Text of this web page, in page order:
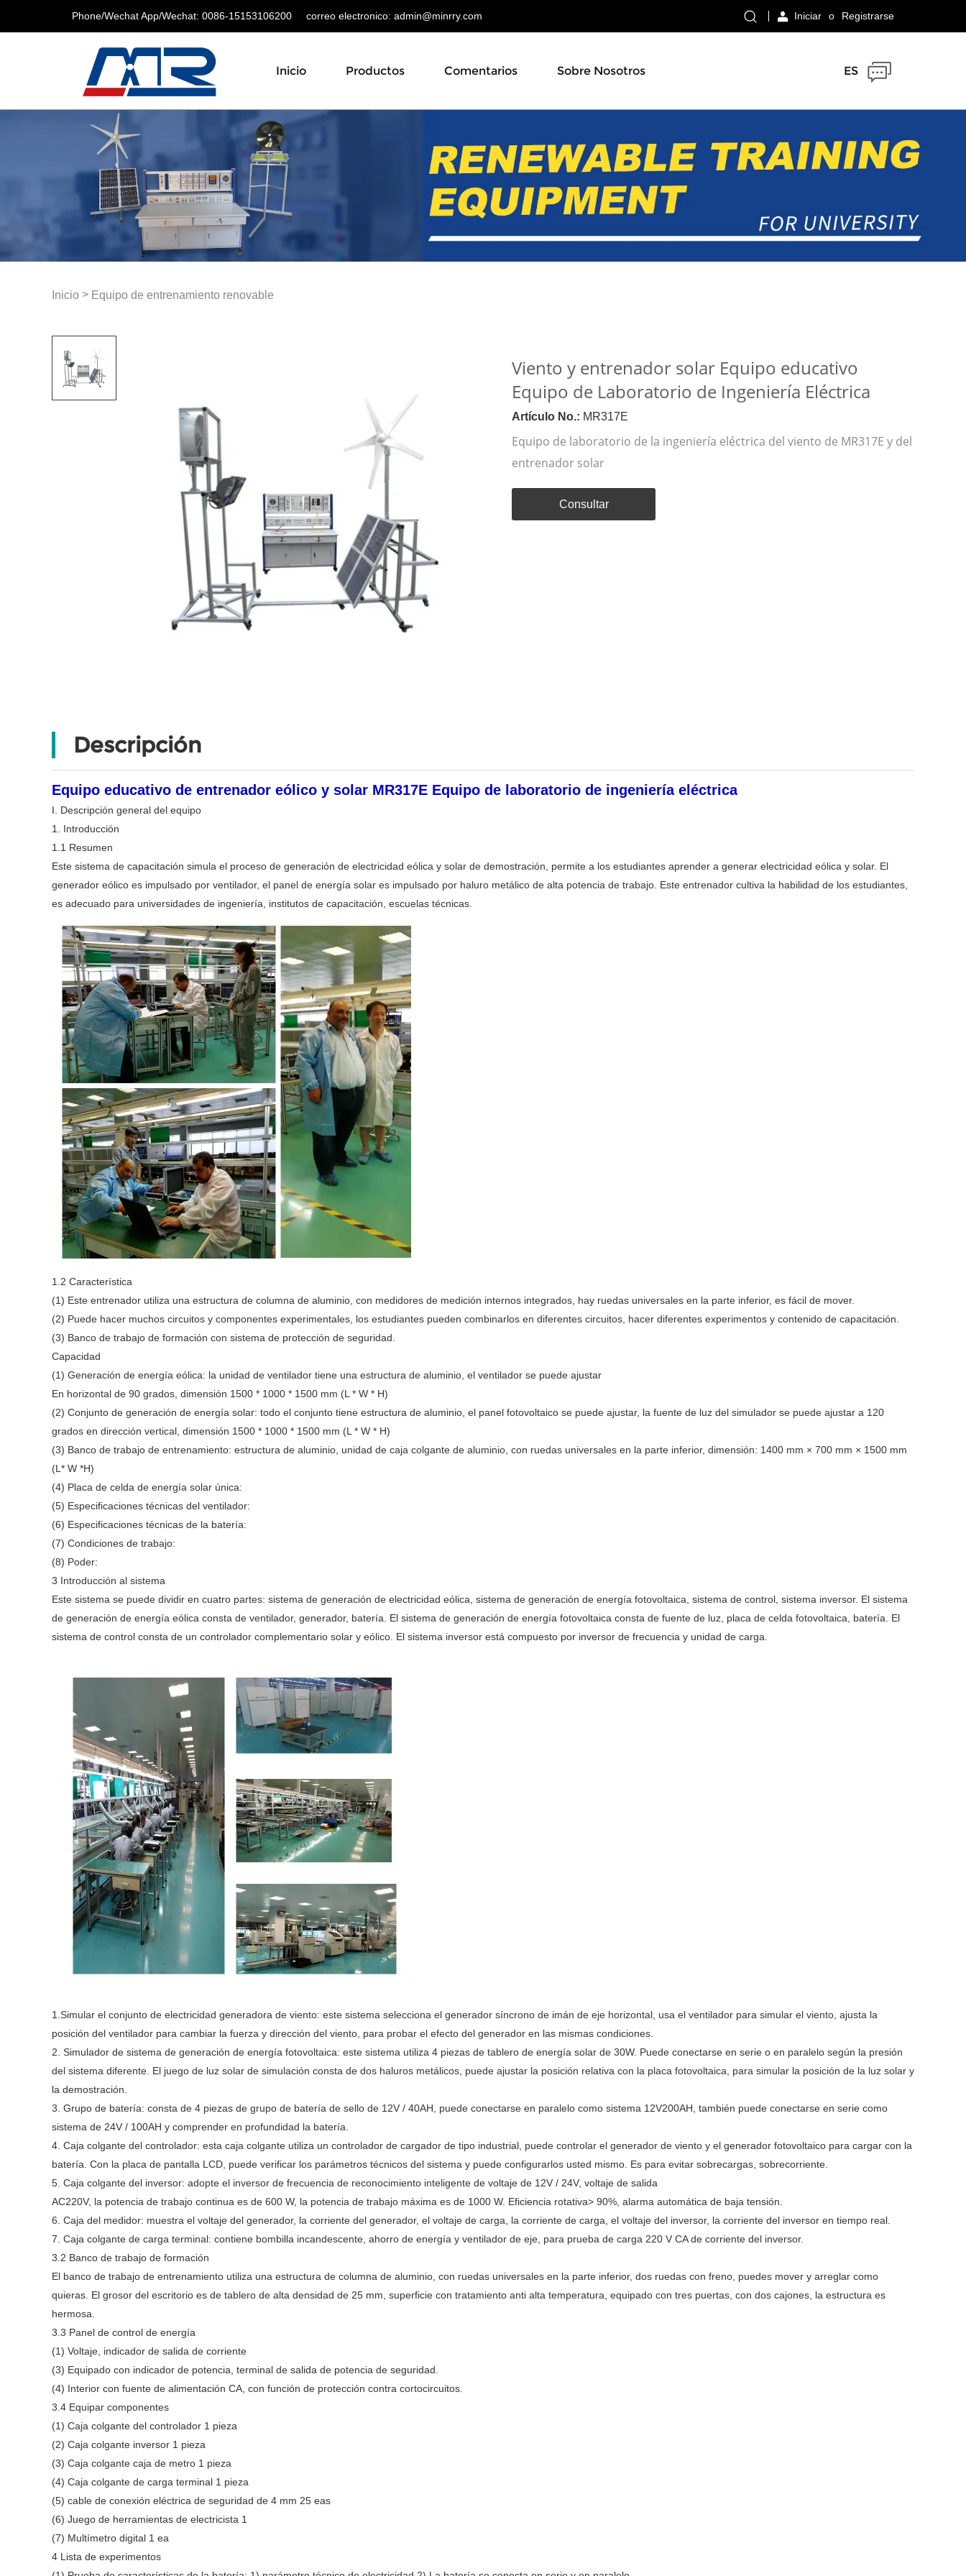
Phone/Wechat App/Wechat: 0086-15153106200 correo electronico: admin@minrry.com Iniciar o Registrarse
Inicio Productos Comentarios Sobre Nosotros ES
Inicio > Equipo de entrenamiento renovable
Viento y entrenador solar Equipo educativo
Equipo de Laboratorio de Ingeniería Eléctrica
Artículo No.: MR317E
Equipo de laboratorio de la ingeniería eléctrica del viento de MR317E y del
entrenador solar
Consultar
Descripción
Equipo educativo de entrenador eólico y solar MR317E Equipo de laboratorio de ingeniería eléctrica
I. Descripción general del equipo
1. Introducción
1.1 Resumen
Este sistema de capacitación simula el proceso de generación de electricidad eólica y solar de demostración, permite a los estudiantes aprender a generar electricidad eólica y solar. El
generador eólico es impulsado por ventilador, el panel de energía solar es impulsado por haluro metálico de alta potencia de trabajo. Este entrenador cultiva la habilidad de los estudiantes,
es adecuado para universidades de ingeniería, institutos de capacitación, escuelas técnicas.
1.2 Característica
(1) Este entrenador utiliza una estructura de columna de aluminio, con medidores de medición internos integrados, hay ruedas universales en la parte inferior, es fácil de mover.
(2) Puede hacer muchos circuitos y componentes experimentales, los estudiantes pueden combinarlos en diferentes circuitos, hacer diferentes experimentos y contenido de capacitación.
(3) Banco de trabajo de formación con sistema de protección de seguridad.
Capacidad
(1) Generación de energía eólica: la unidad de ventilador tiene una estructura de aluminio, el ventilador se puede ajustar
En horizontal de 90 grados, dimensión 1500 * 1000 * 1500 mm (L * W * H)
(2) Conjunto de generación de energía solar: todo el conjunto tiene estructura de aluminio, el panel fotovoltaico se puede ajustar, la fuente de luz del simulador se puede ajustar a 120
grados en dirección vertical, dimensión 1500 * 1000 * 1500 mm (L * W * H)
(3) Banco de trabajo de entrenamiento: estructura de aluminio, unidad de caja colgante de aluminio, con ruedas universales en la parte inferior, dimensión: 1400 mm × 700 mm × 1500 mm
(L* W *H)
(4) Placa de celda de energía solar única:
(5) Especificaciones técnicas del ventilador:
(6) Especificaciones técnicas de la batería:
(7) Condiciones de trabajo:
(8) Poder:
3 Introducción al sistema
Este sistema se puede dividir en cuatro partes: sistema de generación de electricidad eólica, sistema de generación de energía fotovoltaica, sistema de control, sistema inversor. El sistema
de generación de energía eólica consta de ventilador, generador, batería. El sistema de generación de energía fotovoltaica consta de fuente de luz, placa de celda fotovoltaica, batería. El
sistema de control consta de un controlador complementario solar y eólico. El sistema inversor está compuesto por inversor de frecuencia y unidad de carga.
1.Simular el conjunto de electricidad generadora de viento: este sistema selecciona el generador síncrono de imán de eje horizontal, usa el ventilador para simular el viento, ajusta la
posición del ventilador para cambiar la fuerza y ​​dirección del viento, para probar el efecto del generador en las mismas condiciones.
2. Simulador de sistema de generación de energía fotovoltaica: este sistema utiliza 4 piezas de tablero de energía solar de 30W. Puede conectarse en serie o en paralelo según la presión
del sistema diferente. El juego de luz solar de simulación consta de dos haluros metálicos, puede ajustar la posición relativa con la placa fotovoltaica, para simular la posición de la luz solar y
la demostración.
3. Grupo de batería: consta de 4 piezas de grupo de batería de sello de 12V / 40AH, puede conectarse en paralelo como sistema 12V200AH, también puede conectarse en serie como
sistema de 24V / 100AH ​​y comprender en profundidad la batería.
4. Caja colgante del controlador: esta caja colgante utiliza un controlador de cargador de tipo industrial, puede controlar el generador de viento y el generador fotovoltaico para cargar con la
batería. Con la placa de pantalla LCD, puede verificar los parámetros técnicos del sistema y puede configurarlos usted mismo. Es para evitar sobrecargas, sobrecorriente.
5. Caja colgante del inversor: adopte el inversor de frecuencia de reconocimiento inteligente de voltaje de 12V / 24V, voltaje de salida
AC220V, la potencia de trabajo continua es de 600 W, la potencia de trabajo máxima es de 1000 W. Eficiencia rotativa> 90%, alarma automática de baja tensión.
6. Caja del medidor: muestra el voltaje del generador, la corriente del generador, el voltaje de carga, la corriente de carga, el voltaje del inversor, la corriente del inversor en tiempo real.
7. Caja colgante de carga terminal: contiene bombilla incandescente, ahorro de energía y ventilador de eje, para prueba de carga 220 V CA de corriente del inversor.
3.2 Banco de trabajo de formación
El banco de trabajo de entrenamiento utiliza una estructura de columna de aluminio, con ruedas universales en la parte inferior, dos ruedas con freno, puedes mover y arreglar como
quieras. El grosor del escritorio es de tablero de alta densidad de 25 mm, superficie con tratamiento anti alta temperatura, equipado con tres puertas, con dos cajones, la estructura es
hermosa.
3.3 Panel de control de energía
(1) Voltaje, indicador de salida de corriente
(3) Equipado con indicador de potencia, terminal de salida de potencia de seguridad.
(4) Interior con fuente de alimentación CA, con función de protección contra cortocircuitos.
3.4 Equipar componentes
(1) Caja colgante del controlador 1 pieza
(2) Caja colgante inversor 1 pieza
(3) Caja colgante caja de metro 1 pieza
(4) Caja colgante de carga terminal 1 pieza
(5) cable de conexión eléctrica de seguridad de 4 mm 25 eas
(6) Juego de herramientas de electricista 1
(7) Multímetro digital 1 ea
4 Lista de experimentos